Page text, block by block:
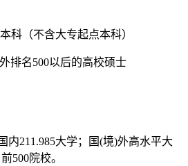
科（不含大专起点本科）
排名500以后的高校硕士
211.985大学；国(境)外高水平大
500院校。